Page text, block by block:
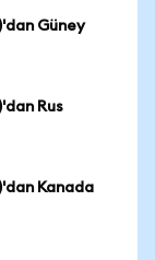
Güney
Rus
Kanada